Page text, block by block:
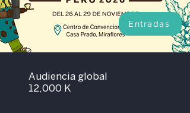
Entradas
Audiencia global
12,000 K